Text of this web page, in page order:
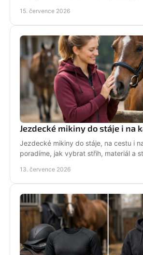
den.
15. července 2026
Jezdecké mikiny do stáje i na
Jezdecké mikiny do stáje, na cestu i
poradíme, jak vybrat střih, materiál a
13. července 2026